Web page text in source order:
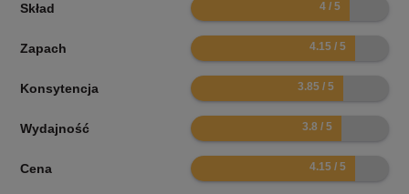
Skład
Zapach 8.3
Konsytencja 7.7
Wydajność 7.6
Cena 8.3